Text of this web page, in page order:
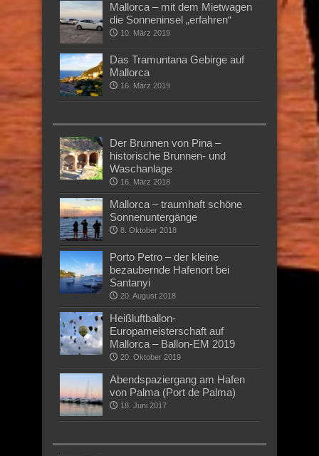
Mallorca – mit dem Mietwagen
die Sonneninsel „erfahren“
10. März 2019
Das Tramuntana Gebirge auf
Mallorca
16. März 2019
Der Brunnen von Pina –
historische Brunnen- und
Waschanlage
16. März 2018
Mallorca – traumhaft schöne
Sonnenuntergänge
8. Oktober 2018
Porto Petro – der kleine
bezaubernde Hafenort bei
Santanyi
20. August 2018
Heißluftballon-
Europameisterschaft auf
Mallorca – Ballon-EM 2019
20. Oktober 2019
Abendspaziergang am Hafen
von Palma (Port de Palma)
18. Juni 2017